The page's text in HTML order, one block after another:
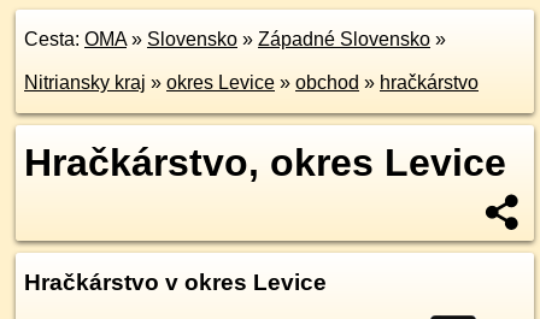
Cesta: OMA» Slovensko » Západné Slovensko »
Nitriansky kraj » okres Levice » obchod » hračkárstvo
Hračkárstvo, okres Levice
Hračkárstvo v okres Levice